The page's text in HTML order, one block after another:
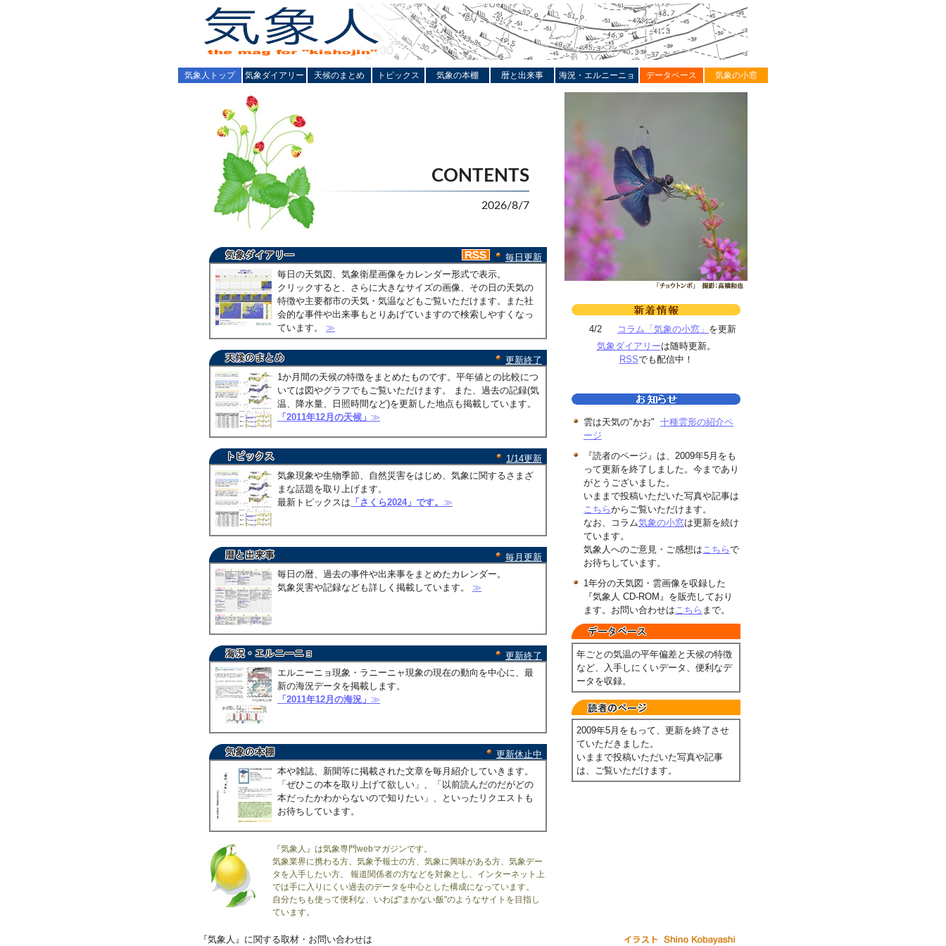
気象人トップ 気象ダイアリー 天候のまとめ トピックス 気象の本棚 暦と出来事 海況・エルニーニョ データベース 気象の小窓
CONTENTS
2026/8/7
毎日更新
毎日の天気図、気象衛星画像をカレンダー形式で表示。
クリックすると、さらに大きなサイズの画像、その日の天気の
特徴や主要都市の天気・気温などもご覧いただけます。また社
会的な事件や出来事もとりあげていますので検索しやすくなっ
ています。 ≫
更新終了
1か月間の天候の特徴をまとめたものです。平年値との比較につ
いては図やグラフでもご覧いただけます。 また、過去の記録(気
温、降水量、日照時間など)を更新した地点も掲載しています。
「2011年12月の天候」 ≫
1/14更新
気象現象や生物季節、自然災害をはじめ、気象に関するさまざ
まな話題を取り上げます。
最新トピックスは 「さくら2024」です。 ≫
毎月更新
毎日の暦、過去の事件や出来事をまとめたカレンダー。
気象災害や記録なども詳しく掲載しています。 ≫
更新終了
エルニーニョ現象・ラニーニャ現象の現在の動向を中心に、最
新の海況データを掲載します。
「2011年12月の海況」 ≫
更新休止中
本や雑誌、新聞等に掲載された文章を毎月紹介していきます。
「ぜひこの本を取り上げて欲しい」、「以前読んだのだがどの
本だったかわからないので知りたい」、といったリクエストも
お待ちしています。
『気象人』は気象専門webマガジンです。
気象業界に携わる方、気象予報士の方、気象に興味がある方、気象デー
タを入手したい方、 報道関係者の方などを対象とし、インターネット上
では手に入りにくい過去のデータを中心とした構成になっています。
自分たちも使って便利な、いわば"まかない飯"のようなサイトを目指し
ています。
4/2 コラム「気象の小窓」 を更新
気象ダイアリーは随時更新。
RSSでも配信中！
雲は天気の"かお" 十種雲形の紹介ペ
ージ
『読者のページ』は、2009年5月をも
って更新を終了しました。今まであり
がとうございました。
いままで投稿いただいた写真や記事は
こちらからご覧いただけます。
なお、コラム気象の小窓は更新を続け
ています。
気象人へのご意見・ご感想はこちらで
お待ちしています。
1年分の天気図・雲画像を収録した
『気象人 CD-ROM』を販売しており
ます。お問い合わせはこちら まで。
年ごとの気温の平年偏差と天候の特徴
など、入手しにくいデータ、便利なデ
ータを収録。
2009年5月をもって、更新を終了させ
ていただきました。
いままで投稿いただいた写真や記事
は、ご覧いただけます。
『気象人』に関する取材・お問い合わせは